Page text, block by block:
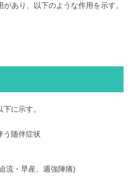
があり、以下のような作用を示す。
に示す。
う随伴症状
流・早産、週強陣痛)